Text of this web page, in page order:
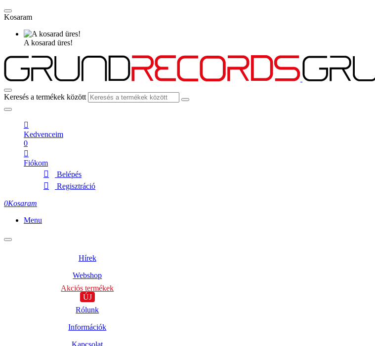
Kosaram
A kosarad üres!
Keresés a termékek között
Kedvenceim
0
Fiókom
Belépés
Regisztráció
0Kosaram
Menu
Hírek
Webshop
Akciós termékek
ÚJ
Rólunk
Információk
Kapcsolat